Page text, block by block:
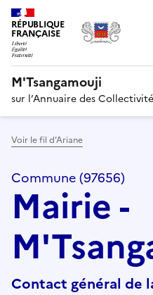
RÉPUBLIQUE
FRANÇAISE
M'Tsangamouji
sur l’Annuaire des
Voir le fil d’Ariane
Commune (97656)
Mairie -
Contact général de